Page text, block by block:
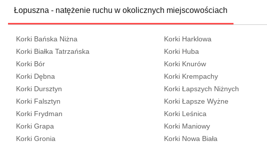
Łopuszna - natężenie ruchu w okolicznych miejscowościach
Korki Bańska Niżna
Korki Białka Tatrzańska
Korki Bór
Korki Dębna
Korki Dursztyn
Korki Falsztyn
Korki Frydman
Korki Grapa
Korki Gronia
Korki Harklowa
Korki Huba
Korki Knurów
Korki Krempachy
Korki Łapszych Niżnych
Korki Łapsze Wyżne
Korki Leśnica
Korki Maniowy
Korki Nowa Biała